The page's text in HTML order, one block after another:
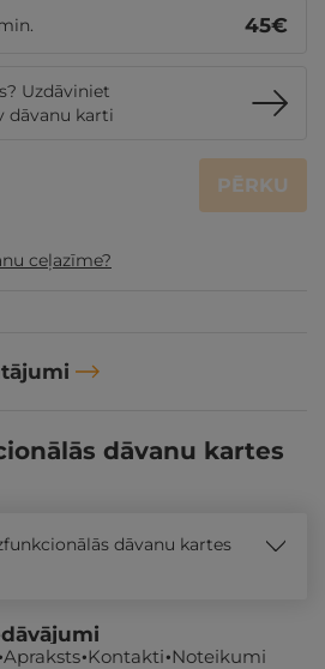
45€
Uzdāviniet
dāvanu karti
PĒRKU
ceļazīme?
Apraksts Kontakti Noteikumi
dāvanu kartes
dāvanu kartes